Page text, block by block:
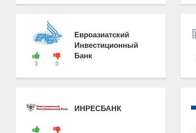
3 0
Евроазиатский
Инвестиционный
Банк
ИНРЕСБАНК